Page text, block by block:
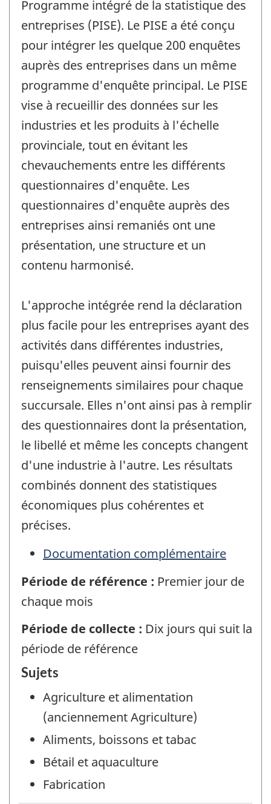
Programme intégré de la statistique des
entreprises (PISE). Le PISE a été conçu
pour intégrer les quelque 200 enquêtes
auprès des entreprises dans un même
programme d'enquête principal. Le PISE
vise à recueillir des données sur les
industries et les produits à l'échelle
provinciale, tout en évitant les
chevauchements entre les différents
questionnaires d'enquête. Les
questionnaires d'enquête auprès des
entreprises ainsi remaniés ont une
présentation, une structure et un
contenu harmonisé.
L'approche intégrée rend la déclaration
plus facile pour les entreprises ayant des
activités dans différentes industries,
puisqu'elles peuvent ainsi fournir des
renseignements similaires pour chaque
succursale. Elles n'ont ainsi pas à remplir
des questionnaires dont la présentation,
le libellé et même les concepts changent
d'une industrie à l'autre. Les résultats
combinés donnent des statistiques
économiques plus cohérentes et
précises.
Documentation complémentaire
Période de référence : Premier jour de
chaque mois
Période de collecte : Dix jours qui suit la
période de référence
Sujets
Agriculture et alimentation
(anciennement Agriculture)
Aliments, boissons et tabac
Bétail et aquaculture
Fabrication